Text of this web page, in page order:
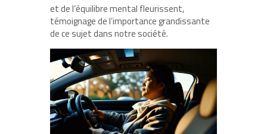
et de l’équilibre mental fleurissent,
témoignage de l’importance grandissante
de ce sujet dans notre société.